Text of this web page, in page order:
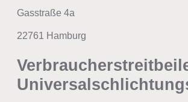
Gasstraße 4a
22761 Hamburg